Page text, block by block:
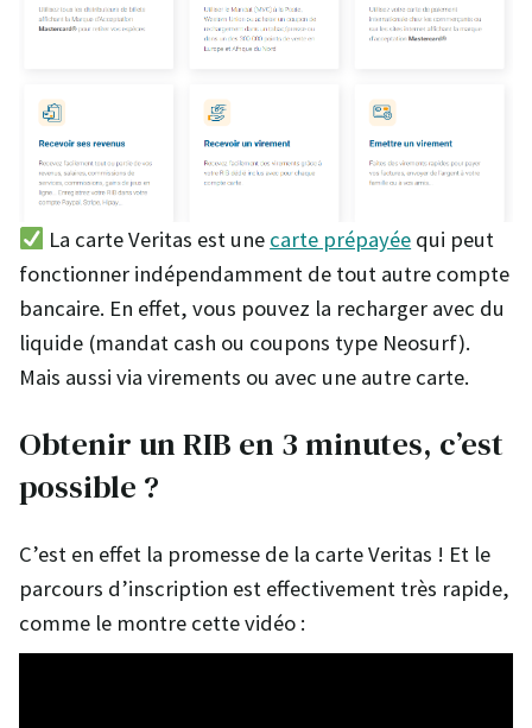
La carte Veritas est une carte prépayée qui peut
fonctionner indépendamment de tout autre compte
bancaire. En effet, vous pouvez la recharger avec du
liquide (mandat cash ou coupons type Neosurf).
Mais aussi via virements ou avec une autre carte.
Obtenir un RIB en 3 minutes, c’est
possible ?
C’est en effet la promesse de la carte Veritas ! Et le
parcours d’inscription est effectivement très rapide,
comme le montre cette vidéo :